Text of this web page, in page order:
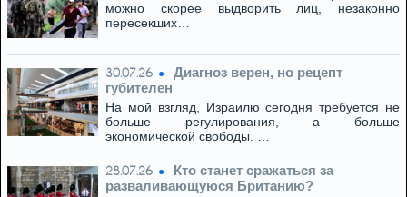
можно скорее выдворить лиц, незаконно
пересекших…
30.07.26
Диагноз верен, но рецепт
губителен
На мой взгляд, Израилю сегодня требуется не
больше регулирования, а больше
экономической свободы. …
28.07.26
Кто станет сражаться за
разваливающуюся Британию?